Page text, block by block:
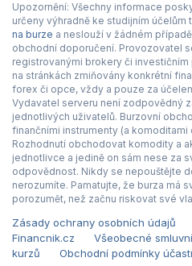
Upozornění: Všechny informace
určeny výhradně ke studijním účelům
na burze a neslouží v žádném
obchodní doporučení. Provozovatel
registrovanými brokery či
na stránkách zmiňovány konkrétní
forex či opce, vždy a pouze za
Vydavatel serveru není zodpovědný
jednotlivých uživatelů. Burzovní
finančními instrumenty (a
Rozhodnutí obchodovat komodity a
jednotlivce a jedině on sám nese za
odpovědnost. Nikdy se nepouštějte
nerozumíte. Pamatujte, že burza má
porozumět, než začnu riskovat své
Zásady ochrany osobních údajů
Financnik.cz
Všeobecné
kurzů
Obchodní podmínky